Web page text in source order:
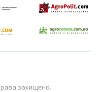
захищено.